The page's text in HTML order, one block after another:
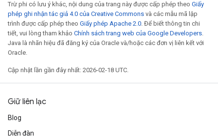
Trừ phi có lưu ý khác, nội dung của trang này được cấp phép theo Giấy
phép ghi nhận tác giả 4.0 của Creative Commons và các mẫu mã lập
trình được cấp phép theo Giấy phép Apache 2.0. Để biết thông tin chi
tiết, vui lòng tham khảo Chính sách trang web của Google Developers.
Java là nhãn hiệu đã đăng ký của Oracle và/hoặc các đơn vị liên kết với
Oracle.
Cập nhật lần gần đây nhất: 2026-02-18 UTC.
Giữ liên lạc
Blog
Diễn đàn